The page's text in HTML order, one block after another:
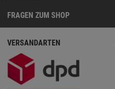
FRAGEN ZUM SHOP
VERSANDARTEN